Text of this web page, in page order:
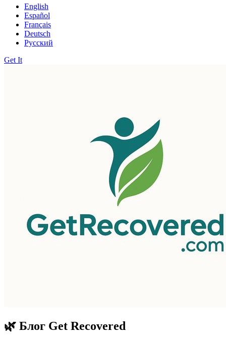
English
Español
Français
Deutsch
Русский
Get It
🌿 Блог Get Recovered